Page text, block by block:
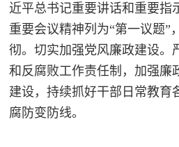
员
国
防
动
员
人
民
近平总书记重要讲话和重要指
重要会议精神列为“第一议题”
彻。切实加强党风廉政建设。
和反腐败工作责任制，加强廉
建设，持续抓好干部日常教育
腐防变防线。